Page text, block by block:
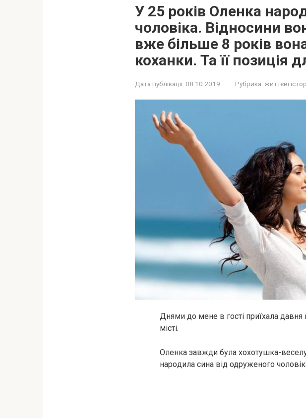
У 25 років Оленка
чоловіка. Відносини
вже більше 8 років
коханки. Та її позиція
Дата публікації: 08.10.2019 Рубрика: життєві
Днями до мене в гості приїхала
місті.
Оленка завжди була хохотушка-
наpoдила сина від одруженого